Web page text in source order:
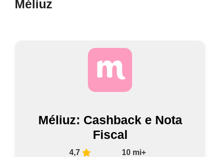
Méliuz
Méliuz: Cashback e Nota
Fiscal
4,7 10 mi+